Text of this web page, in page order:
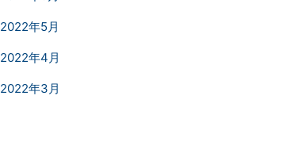
2022年5月
2022年4月
2022年3月